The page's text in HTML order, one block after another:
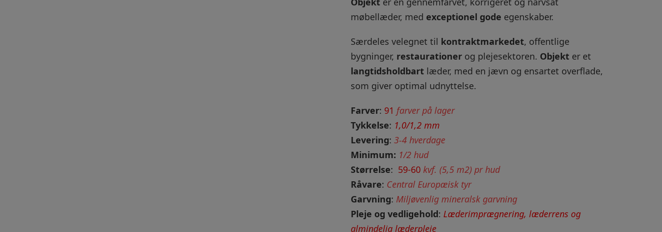
møbellæder, med exceptionel gode egenskaber.
Særdeles velegnet til kontraktmarkedet, offentlige
bygninger, restaurationer og plejesektoren. Objekt er et
langtidsholdbart læder, med en jævn og ensartet overflade,
som giver optimal udnyttelse.
Farver: 91 farver på lager
Tykkelse: 1,0/1,2 mm
Levering: 3-4 hverdage
Minimum: 1/2 hud
Størrelse: 59-60 kvf. (5,5 m2) pr hud
Råvare: Central Europæisk tyr
Garvning: Miljøvenlig mineralsk garvning
Pleje og vedligehold: Læderimprægnering, læderrens og
almindelig læderpleje